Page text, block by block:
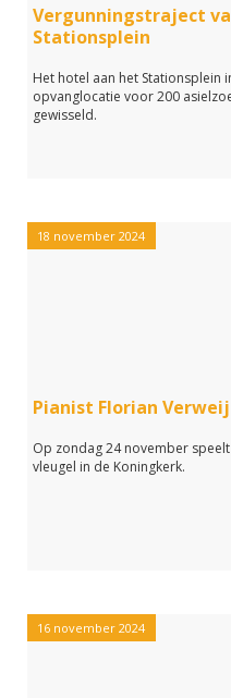
Vergunningstraject
Stationsplein
Het hotel aan het Stationsplein
opvanglocatie voor 200
gewisseld.
18 november 2024
Pianist Florian
Op zondag 24 november
vleugel in de Koningkerk.
16 november 2024